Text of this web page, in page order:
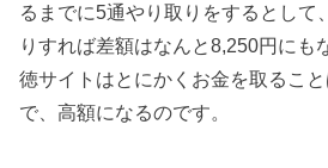
るまでに5通やり取りをするとして
りすれば差額はなんと8,250円にも
徳サイトはとにかくお金を取るこ
で、高額になるのです。